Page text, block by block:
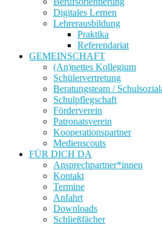
Digitales Lernen
Lehrerausbildung
Praktika
Referendariat
GEMEINSCHAFT
(An)nettes Kollegium
Schülervertretung
Beratungsteam /
Schulpflegschaft
Förderverein
Patronatsverein
Kooperationspartner
Medienscouts
FÜR DICH DA
Ansprechpartner*innen
Kontakt
Termine
Anfahrt
Downloads
Schließfächer